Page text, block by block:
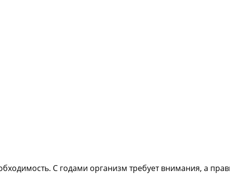
С годами организм требует внимания, а